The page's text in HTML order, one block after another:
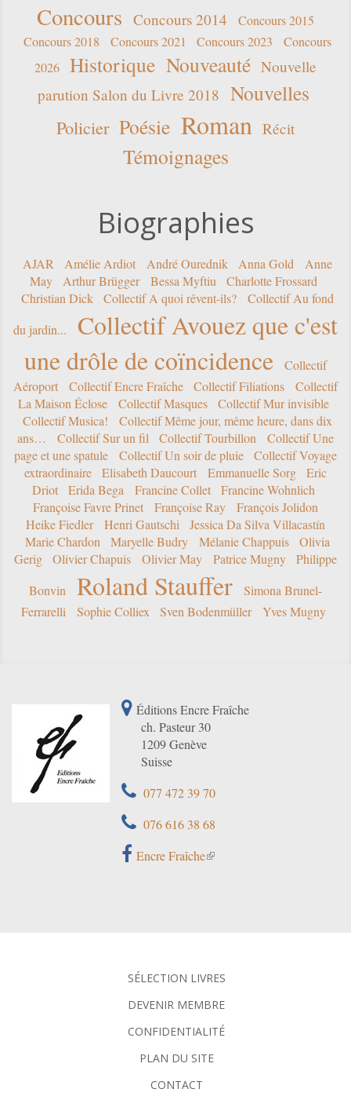
Concours Concours 2014
Concours 2015
Concours 2018
Concours 2021 Concours 2023
Concours
2026
Historique Nouveauté Nouvelle
parution Salon du Livre 2018 Nouvelles
Policier Poésie Roman Récit
Témoignages
Biographies
AJAR Amélie Ardiot André Ourednik Anna Gold
Anne
May
Arthur Brügger Bessa Myftiu
Charlotte Frossard
Christian Dick
Collectif A quoi rêvent-ils?
Collectif Au fond
du jardin...
Collectif Avouez que c'est
une drôle de coïncidence
Collectif
Aéroport
Collectif Encre Fraîche Collectif Filiations
Collectif
La Maison Éclose
Collectif Masques
Collectif Mur invisible
Collectif Musica!
Collectif Même jour, même heure, dans dix
ans…
Collectif Sur un fil Collectif Tourbillon
Collectif Une
page et une spatule
Collectif Un soir de pluie
Collectif Voyage
extraordinaire
Elisabeth Daucourt Emmanuelle Sorg
Eric
Driot
Erida Bega Francine Collet
Francine Wohnlich
Françoise Favre Prinet
Françoise Ray
François Jolidon
Heike Fiedler
Henri Gautschi
Jessica Da Silva Villacastín
Marie Chardon
Maryelle Budry Mélanie Chappuis
Olivia
Gerig
Olivier Chapuis Olivier May Patrice Mugny
Philippe
Bonvin
Roland Stauffer
Simona Brunel-
Ferrarelli
Sophie Colliex Sven Bodenmüller Yves Mugny
Éditions Encre Fraîche
ch. Pasteur 30
1209 Genève
Suisse
077 472 39 70
076 616 38 68
Encre Fraîche
SÉLECTION LIVRES
DEVENIR MEMBRE
CONFIDENTIALITÉ
PLAN DU SITE
CONTACT